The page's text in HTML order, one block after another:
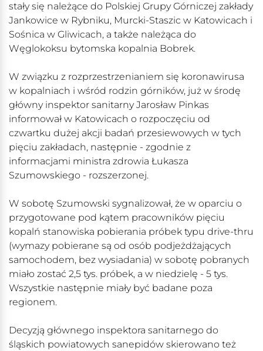
stały się należące do Polskiej Grupy Górniczej zakłady
Jankowice w Rybniku, Murcki-Staszic w Katowicach i
Sośnica w Gliwicach, a także należąca do
Węglokoksu bytomska kopalnia Bobrek.
W związku z rozprzestrzenianiem się koronawirusa
w kopalniach i wśród rodzin górników, już w środę
główny inspektor sanitarny Jarosław Pinkas
informował w Katowicach o rozpoczęciu od
czwartku dużej akcji badań przesiewowych w tych
pięciu zakładach, następnie - zgodnie z
informacjami ministra zdrowia Łukasza
Szumowskiego - rozszerzonej.
W sobotę Szumowski sygnalizował, że w oparciu o
przygotowane pod kątem pracowników pięciu
kopalń stanowiska pobierania próbek typu drive-thru
(wymazy pobierane są od osób podjeżdżających
samochodem, bez wysiadania) w sobotę pobranych
miało zostać 2,5 tys. próbek, a w niedzielę - 5 tys.
Wszystkie następnie miały być badane poza
regionem.
Decyzją głównego inspektora sanitarnego do
śląskich powiatowych sanepidów skierowano też